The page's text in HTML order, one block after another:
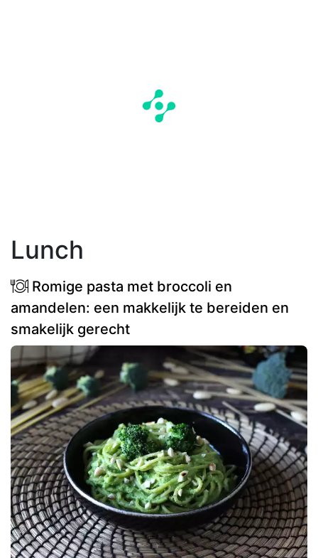
Lunch
Romige pasta met broccoli en
amandelen: een makkelijk te bereiden en
smakelijk gerecht